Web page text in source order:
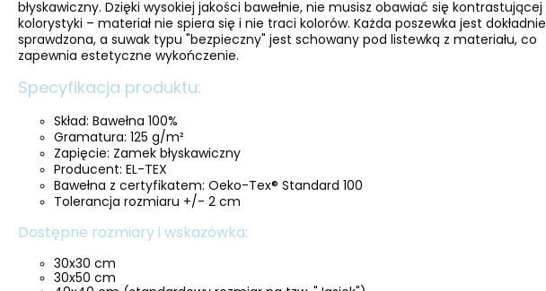
błyskawiczny. Dzięki wysokiej jakości bawełnie, nie musisz obawiać się kontrastującej
kolorystyki – materiał nie spiera się i nie traci kolorów. Każda poszewka jest dokładnie
sprawdzona, a suwak typu "bezpieczny" jest schowany pod listewką z materiału, co
zapewnia estetyczne wykończenie.
Specyfikacja produktu:
Skład: Bawełna 100%
Gramatura: 125 g/m²
Zapięcie: Zamek błyskawiczny
Producent: EL-TEX
Bawełna z certyfikatem: Oeko-Tex® Standard 100
Tolerancja rozmiaru +/- 2 cm
Dostępne rozmiary i wskazówka:
30x30 cm
30x50 cm